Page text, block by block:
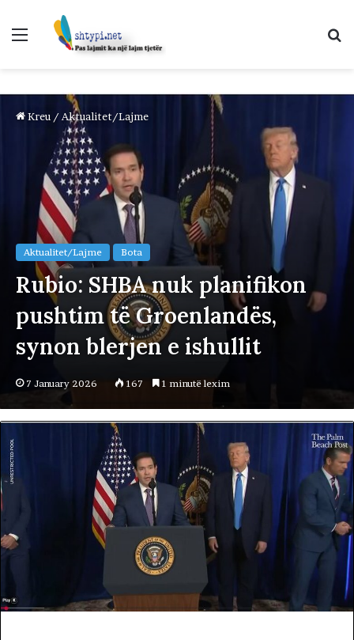
Menu
Kreu / Aktualitet/Lajme
Aktualitet/Lajme Bota
Rubio: SHBA nuk planifikon
pushtim të Groenlandës,
synon blerjen e ishullit
7 January 2026 167 1 minutë lexim